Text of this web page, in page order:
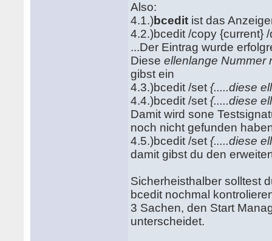
Also:
4.1.) bcedit ist das
4.2.)bcedit /copy {current}
...Der Eintrag wurde
Dieseellenlange Nummer
gibst ein
4.3.)bcedit /set{.....diese
4.4.)bcedit /set{.....diese
Damit wird sone
noch nicht gefunden
4.5.)bcedit /set{.....diese
damit gibst du den
Sicherheisthalber solltest
bcedit nochmal
3 Sachen, den Start
unterscheidet.